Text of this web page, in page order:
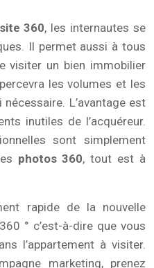
360, les internautes se
Il permet aussi à tous
visiter un bien immobilier
les volumes et les
L’avantage est
inutiles de l’acquéreur.
sont simplement
photos 360, tout est à
rapide de la nouvelle
° c’est-à-dire que vous
l’appartement à visiter.
marketing, prenez